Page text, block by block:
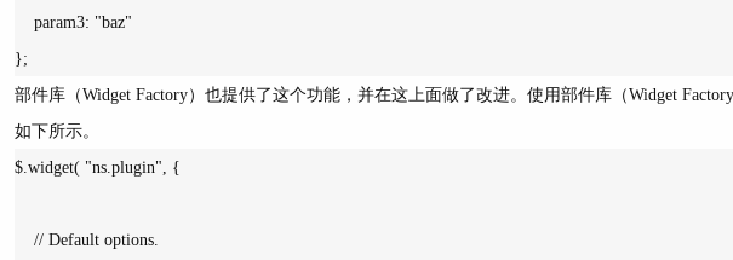
部件库（Widget Factory）也提供了这个功能，并在这上面做了改进。使用部件库（Widget
如下所示。
$.widget( "ns.plugin", {